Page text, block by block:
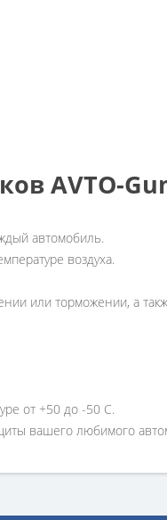
AVTO-
автомобиль.
воздуха.
или торможении, а
от +50 до -50 С.
вашего любимого